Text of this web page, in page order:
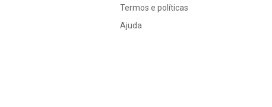
Termos e políticas
Ajuda